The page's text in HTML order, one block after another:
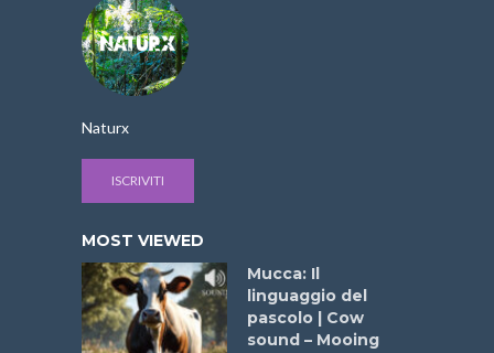
Naturx
ISCRIVITI
MOST VIEWED
Mucca: Il
linguaggio del
pascolo | Cow
sound – Mooing